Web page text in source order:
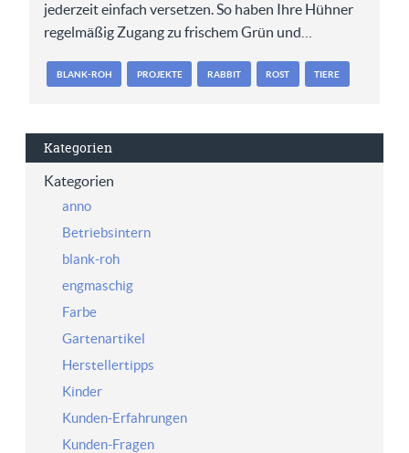
jederzeit einfach versetzen. So haben Ihre Hühner
regelmäßig Zugang zu frischem Grün und…
BLANK-ROH PROJEKTE RABBIT ROST TIERE
Kategorien
Kategorien
anno
Betriebsintern
blank-roh
engmaschig
Farbe
Gartenartikel
Herstellertipps
Kinder
Kunden-Erfahrungen
Kunden-Fragen